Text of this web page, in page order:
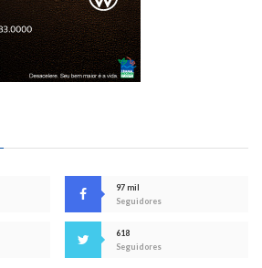
97 mil
Seguidores
618
Seguidores